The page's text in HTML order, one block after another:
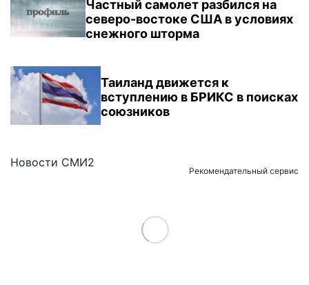
Частный самолет разбился на
северо-востоке США в условиях
снежного шторма
Таиланд движется к
вступлению в БРИКС в поисках
союзников
Новости СМИ2
Рекомендательный сервис
Load More